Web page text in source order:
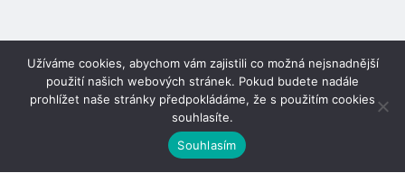
Užíváme cookies, abychom vám zajistili co možná nejsnadnější
použití našich webových stránek. Pokud budete nadále
prohlížet naše stránky předpokládáme, že s použitím cookies
souhlasíte.
Souhlasím